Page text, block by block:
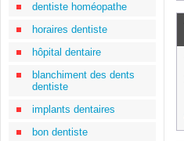
dentiste homéopathe
horaires dentiste
hôpital dentaire
blanchiment des dents
dentiste
implants dentaires
bon dentiste